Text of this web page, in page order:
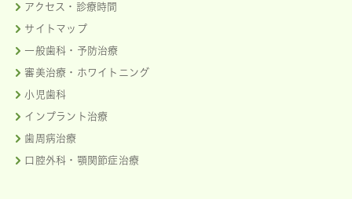
アクセス・診療時間
サイトマップ
一般歯科・予防治療
審美治療・ホワイトニング
小児歯科
インプラント治療
歯周病治療
口腔外科・顎関節症治療